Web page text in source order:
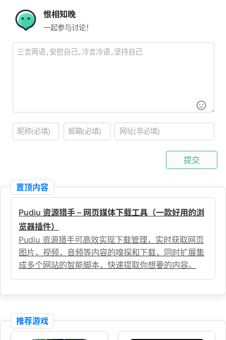
恨相知晚
一起参与讨论！
提交
置顶内容
Pudiu 资源猎手 – 网页媒体下载工具（一款好用的浏
览器插件）
Pudiu 资源猎手可高效实现下载管理，实时获取网页
图片，视频，音频等内容的嗅探和下载，同时扩展集
成多个网站的智能脚本，快速提取你想要的内容。
推荐游戏